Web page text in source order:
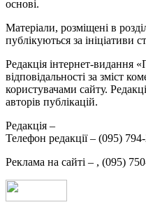
основі.
Матеріали, розміщені в
публікуються за ініціативи
Редакція інтернет-видання
відповідальності за зміст
користувачами сайту.
авторів публікацій.
Редакція –
Телефон редакції – (095)
Реклама на сайті – , (095)